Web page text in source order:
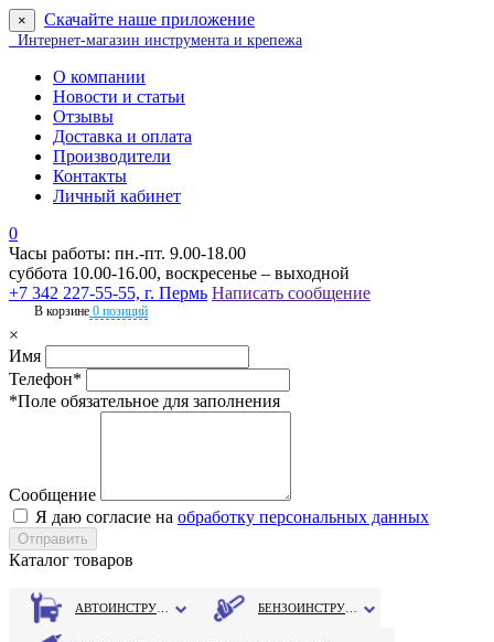
× Скачайте наше приложение
Интернет-магазин инструмента и крепежа
О компании
Новости и статьи
Отзывы
Доставка и оплата
Производители
Контакты
Личный кабинет
0
Часы работы: пн.-пт. 9.00-18.00
суббота 10.00-16.00, воскресенье – выходной
+7 342 227-55-55, г. Пермь Написать сообщение
В корзине 0 позиций
×
Имя
Телефон*
*Поле обязательное для заполнения
Сообщение
Я даю согласие на обработку персональных данных
Каталог товаров